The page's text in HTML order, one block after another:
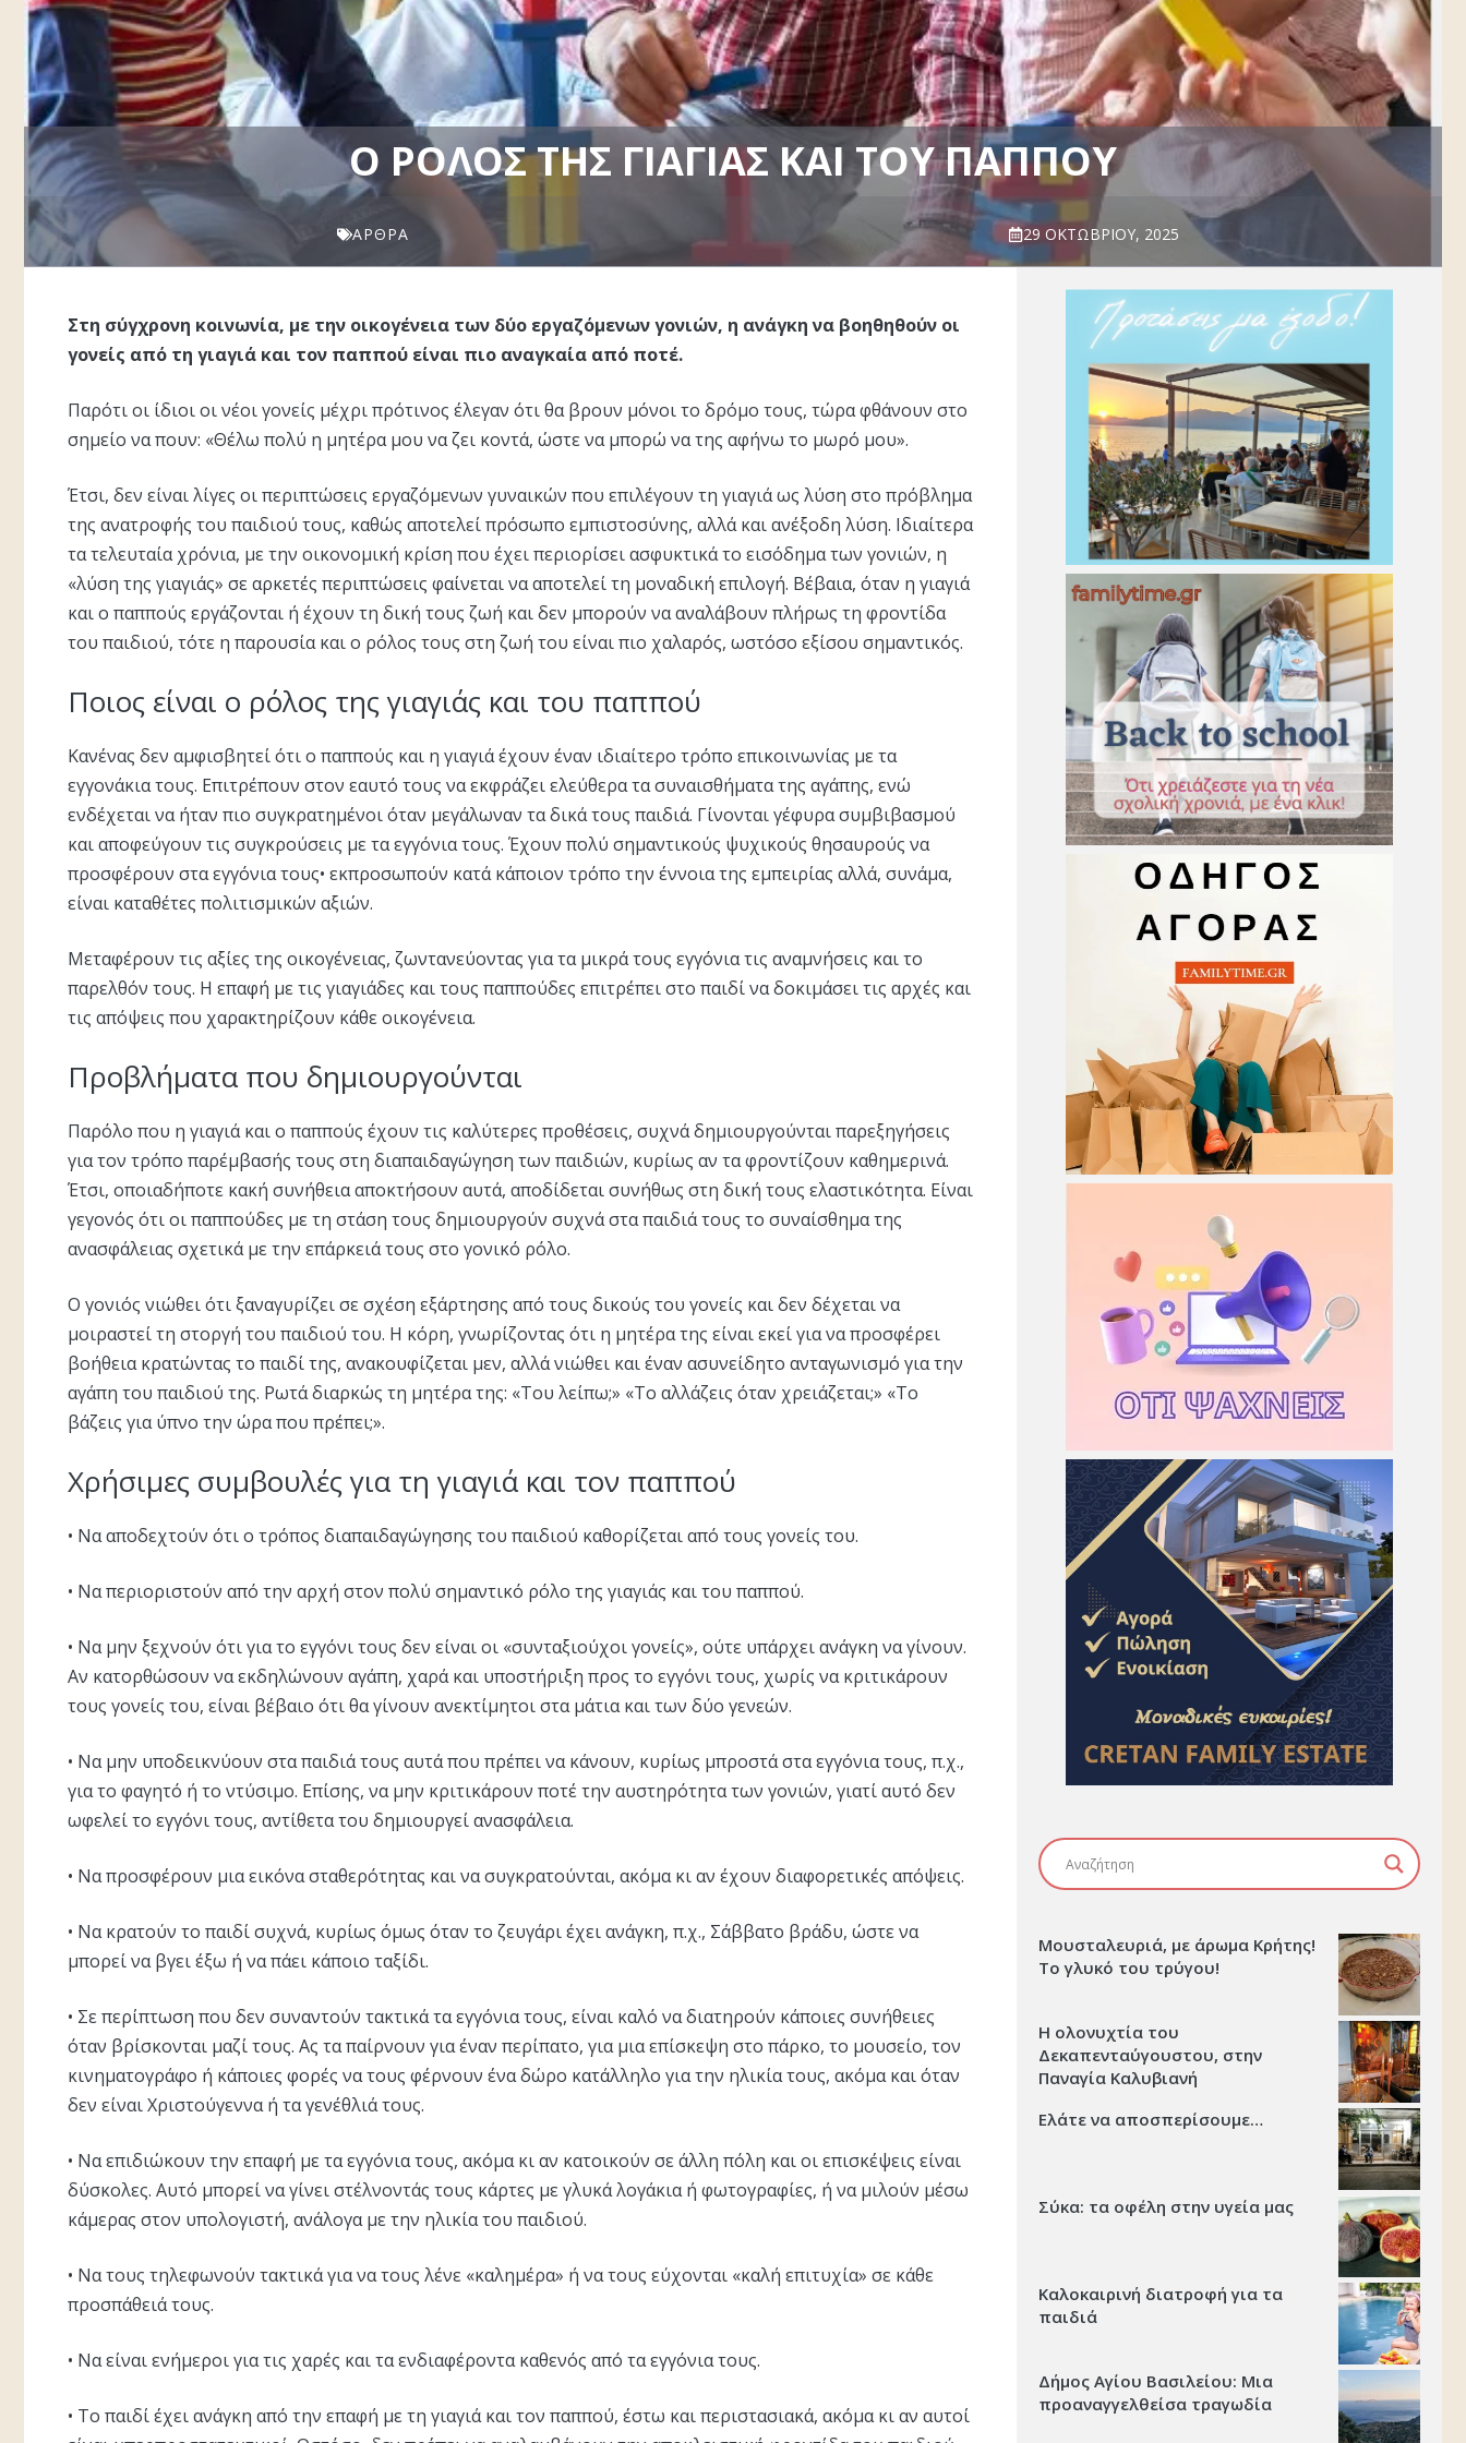
Ο ΡΌΛΟΣ ΤΗΣ ΓΙΑΓΙΆΣ ΚΑΙ ΤΟΥ ΠΑΠΠΟΎ
ΆΡΘΡΑ 29 ΟΚΤΩΒΡΊΟΥ, 2025
Στη σύγχρονη κοινωνία, με την οικογένεια των δύο εργαζόμενων γονιών, η ανάγκη να βοηθηθούν οι
γονείς από τη γιαγιά και τον παππού είναι πιο αναγκαία από ποτέ.
Παρότι οι ίδιοι οι νέοι γονείς μέχρι πρότινος έλεγαν ότι θα βρουν μόνοι το δρόμο τους, τώρα φθάνουν στο
σημείο να πουν: «Θέλω πολύ η μητέρα μου να ζει κοντά, ώστε να μπορώ να της αφήνω το μωρό μου».
Έτσι, δεν είναι λίγες οι περιπτώσεις εργαζόμενων γυναικών που επιλέγουν τη γιαγιά ως λύση στο πρόβλημα
της ανατροφής του παιδιού τους, καθώς αποτελεί πρόσωπο εμπιστοσύνης, αλλά και ανέξοδη λύση. Ιδιαίτερα
τα τελευταία χρόνια, με την οικονομική κρίση που έχει περιορίσει ασφυκτικά το εισόδημα των γονιών, η
«λύση της γιαγιάς» σε αρκετές περιπτώσεις φαίνεται να αποτελεί τη μοναδική επιλογή. Βέβαια, όταν η γιαγιά
και ο παππούς εργάζονται ή έχουν τη δική τους ζωή και δεν μπορούν να αναλάβουν πλήρως τη φροντίδα
του παιδιού, τότε η παρουσία και ο ρόλος τους στη ζωή του είναι πιο χαλαρός, ωστόσο εξίσου σημαντικός.
Ποιος είναι ο ρόλος της γιαγιάς και του παππού
Kανένας δεν αμφισβητεί ότι ο παππούς και η γιαγιά έχουν έναν ιδιαίτερο τρόπο επικοινωνίας με τα
εγγονάκια τους. Eπιτρέπουν στον εαυτό τους να εκφράζει ελεύθερα τα συναισθήματα της αγάπης, ενώ
ενδέχεται να ήταν πιο συγκρατημένοι όταν μεγάλωναν τα δικά τους παιδιά. Γίνονται γέφυρα συμβιβασμού
και αποφεύγουν τις συγκρούσεις με τα εγγόνια τους. Έχουν πολύ σημαντικούς ψυχικούς θησαυρούς να
προσφέρουν στα εγγόνια τους• εκπροσωπούν κατά κάποιον τρόπο την έννοια της εμπειρίας αλλά, συνάμα,
είναι καταθέτες πολιτισμικών αξιών.
Mεταφέρουν τις αξίες της οικογένειας, ζωντανεύοντας για τα μικρά τους εγγόνια τις αναμνήσεις και το
παρελθόν τους. Η επαφή με τις γιαγιάδες και τους παππούδες επιτρέπει στο παιδί να δοκιμάσει τις αρχές και
τις απόψεις που χαρακτηρίζουν κάθε οικογένεια.
Προβλήματα που δημιουργούνται
Παρόλο που η γιαγιά και ο παππούς έχουν τις καλύτερες προθέσεις, συχνά δημιουργούνται παρεξηγήσεις
για τον τρόπο παρέμβασής τους στη διαπαιδαγώγηση των παιδιών, κυρίως αν τα φροντίζουν καθημερινά.
Έτσι, οποιαδήποτε κακή συνήθεια αποκτήσουν αυτά, αποδίδεται συνήθως στη δική τους ελαστικότητα. Eίναι
γεγονός ότι οι παππούδες με τη στάση τους δημιουργούν συχνά στα παιδιά τους το συναίσθημα της
ανασφάλειας σχετικά με την επάρκειά τους στο γονικό ρόλο.
O γονιός νιώθει ότι ξαναγυρίζει σε σχέση εξάρτησης από τους δικούς του γονείς και δεν δέχεται να
μοιραστεί τη στοργή του παιδιού του. H κόρη, γνωρίζοντας ότι η μητέρα της είναι εκεί για να προσφέρει
βοήθεια κρατώντας το παιδί της, ανακουφίζεται μεν, αλλά νιώθει και έναν ασυνείδητο ανταγωνισμό για την
αγάπη του παιδιού της. Pωτά διαρκώς τη μητέρα της: «Του λείπω;» «Το αλλάζεις όταν χρειάζεται;» «Το
βάζεις για ύπνο την ώρα που πρέπει;».
Xρήσιμες συμβουλές για τη γιαγιά και τον παππού
• Nα αποδεχτούν ότι ο τρόπος διαπαιδαγώγησης του παιδιού καθορίζεται από τους γονείς του.
• Nα περιοριστούν από την αρχή στον πολύ σημαντικό ρόλο της γιαγιάς και του παππού.
• Nα μην ξεχνούν ότι για το εγγόνι τους δεν είναι οι «συνταξιούχοι γονείς», ούτε υπάρχει ανάγκη να γίνουν.
Aν κατορθώσουν να εκδηλώνουν αγάπη, χαρά και υποστήριξη προς το εγγόνι τους, χωρίς να κριτικάρουν
τους γονείς του, είναι βέβαιο ότι θα γίνουν ανεκτίμητοι στα μάτια και των δύο γενεών.
• Nα μην υποδεικνύουν στα παιδιά τους αυτά που πρέπει να κάνουν, κυρίως μπροστά στα εγγόνια τους, π.χ.,
για το φαγητό ή το ντύσιμο. Eπίσης, να μην κριτικάρουν ποτέ την αυστηρότητα των γονιών, γιατί αυτό δεν
ωφελεί το εγγόνι τους, αντίθετα του δημιουργεί ανασφάλεια.
• Nα προσφέρουν μια εικόνα σταθερότητας και να συγκρατούνται, ακόμα κι αν έχουν διαφορετικές απόψεις.
• Nα κρατούν το παιδί συχνά, κυρίως όμως όταν το ζευγάρι έχει ανάγκη, π.χ., Σάββατο βράδυ, ώστε να
μπορεί να βγει έξω ή να πάει κάποιο ταξίδι.
• Σε περίπτωση που δεν συναντούν τακτικά τα εγγόνια τους, είναι καλό να διατηρούν κάποιες συνήθειες
όταν βρίσκονται μαζί τους. Ας τα παίρνουν για έναν περίπατο, για μια επίσκεψη στο πάρκο, το μουσείο, τον
κινηματογράφο ή κάποιες φορές να τους φέρνουν ένα δώρο κατάλληλο για την ηλικία τους, ακόμα και όταν
δεν είναι Xριστούγεννα ή τα γενέθλιά τους.
• Nα επιδιώκουν την επαφή με τα εγγόνια τους, ακόμα κι αν κατοικούν σε άλλη πόλη και οι επισκέψεις είναι
δύσκολες. Aυτό μπορεί να γίνει στέλνοντάς τους κάρτες με γλυκά λογάκια ή φωτογραφίες, ή να μιλούν μέσω
κάμερας στον υπολογιστή, ανάλογα με την ηλικία του παιδιού.
• Nα τους τηλεφωνούν τακτικά για να τους λένε «καλημέρα» ή να τους εύχονται «καλή επιτυχία» σε κάθε
προσπάθειά τους.
• Nα είναι ενήμεροι για τις χαρές και τα ενδιαφέροντα καθενός από τα εγγόνια τους.
• Tο παιδί έχει ανάγκη από την επαφή με τη γιαγιά και τον παππού, έστω και περιστασιακά, ακόμα κι αν αυτοί
Μουσταλευριά, με άρωμα Κρήτης!
Το γλυκό του τρύγου!
Η ολονυχτία του
Δεκαπενταύγουστου, στην
Παναγία Καλυβιανή
Ελάτε να αποσπερίσουμε…
Σύκα: τα οφέλη στην υγεία μας
Καλοκαιρινή διατροφή για τα
παιδιά
Δήμος Αγίου Βασιλείου: Μια
προαναγγελθείσα τραγωδία